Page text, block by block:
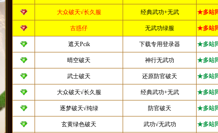
大众破天√长久服 经典武功+无武 ★多站
古惑仔 无武功绿服 ★多站
遮天Pcik 下载专用登录器 ★多站
晴空破天 神行无武功 ★多站
武士破天 还原防官破天 ★多站
大众破天√长久服 经典武功+无武 ★多站
逐梦破天√纯绿 防官破天 ★多站
玄黄绿色破天 武功√无武功 ★多站